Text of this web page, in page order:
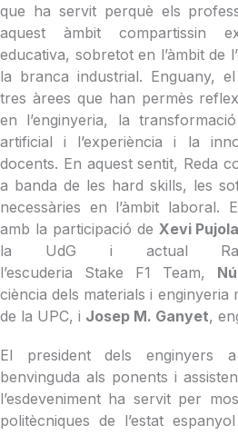
que ha servit perquè els
aquest àmbit compartissin
educativa, sobretot en l’àmbit de
la branca industrial. Enguany,
tres àrees que han permès
en l’enginyeria, la
artificial i l’experiència i la
docents. En aquest sentit, Reda
a banda de les hard skills, les
necessàries en l’àmbit laboral.
amb la participació de Xevi
la UdG i actual
l’escuderia Stake F1 Team,
ciència dels materials i enginyeria
de la UPC, i Josep M. Ganyet,
El president dels enginyers
benvinguda als ponents i
l’esdeveniment ha servit per
politècniques de l’estat espanyol